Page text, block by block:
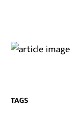
TAGS